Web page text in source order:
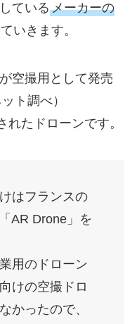
ているメーカーの
いきます。
空撮用として発売
ト調べ）
たドローンです。
はフランスの
AR Drone」を
用のドローン
けの空撮ドロ
かったので、